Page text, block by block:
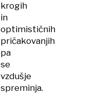
krogih
in
optimističnih
pričakovanjih
pa
se
vzdušje
spreminja.